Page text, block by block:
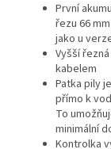
První
řezu 66
jako u
Vyšší
kabelem
Patka pily
přímo k
To
minimální
Kontrolka